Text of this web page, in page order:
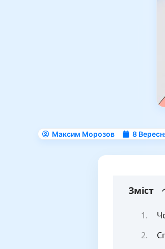
Максим Морозов 8
Зміст